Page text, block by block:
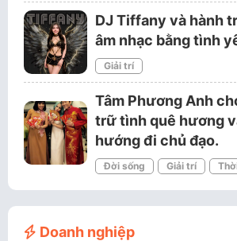
DJ Tiffany và hành
âm nhạc bằng tình
Giải trí
Tâm Phương Anh
trữ tình quê hương
hướng đi chủ đạo.
Đời sống Giải trí
Doanh nghiệp